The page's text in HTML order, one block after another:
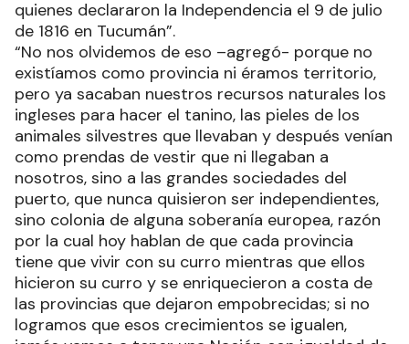
quienes declararon la Independencia el 9 de julio
de 1816 en Tucumán”.
“No nos olvidemos de eso –agregó- porque no
existíamos como provincia ni éramos territorio,
pero ya sacaban nuestros recursos naturales los
ingleses para hacer el tanino, las pieles de los
animales silvestres que llevaban y después venían
como prendas de vestir que ni llegaban a
nosotros, sino a las grandes sociedades del
puerto, que nunca quisieron ser independientes,
sino colonia de alguna soberanía europea, razón
por la cual hoy hablan de que cada provincia
tiene que vivir con su curro mientras que ellos
hicieron su curro y se enriquecieron a costa de
las provincias que dejaron empobrecidas; si no
logramos que esos crecimientos se igualen,